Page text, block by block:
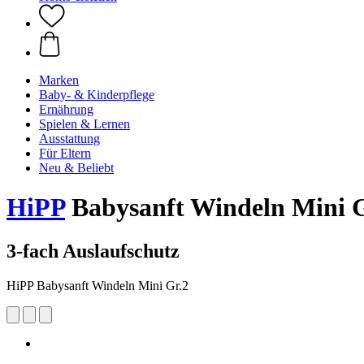
Marken
Baby- & Kinderpflege
Ernährung
Spielen & Lernen
Ausstattung
Für Eltern
Neu & Beliebt
HiPPBabysanft Windeln Mini
3-fach Auslaufschutz
HiPP Babysanft Windeln Mini Gr.2